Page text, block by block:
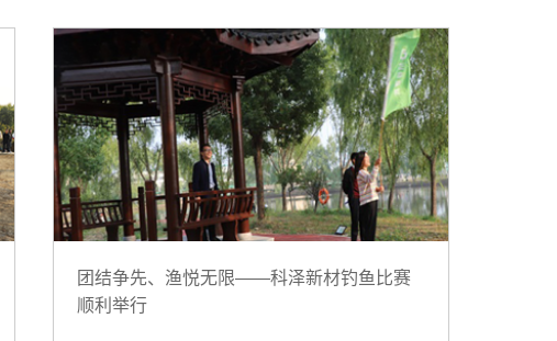
团结争先、渔悦无限——科泽新材钓鱼比赛
顺利举行